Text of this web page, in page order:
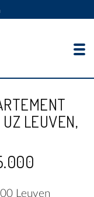
LEUVEN,
Leuven